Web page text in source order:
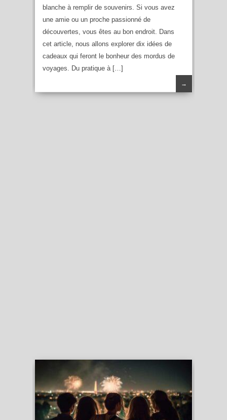
blanche à remplir de souvenirs. Si vous avez
une amie ou un proche passionné de
découvertes, vous êtes au bon endroit. Dans
cet article, nous allons explorer dix idées de
cadeaux qui feront le bonheur des mordus de
voyages. Du pratique à […]
→